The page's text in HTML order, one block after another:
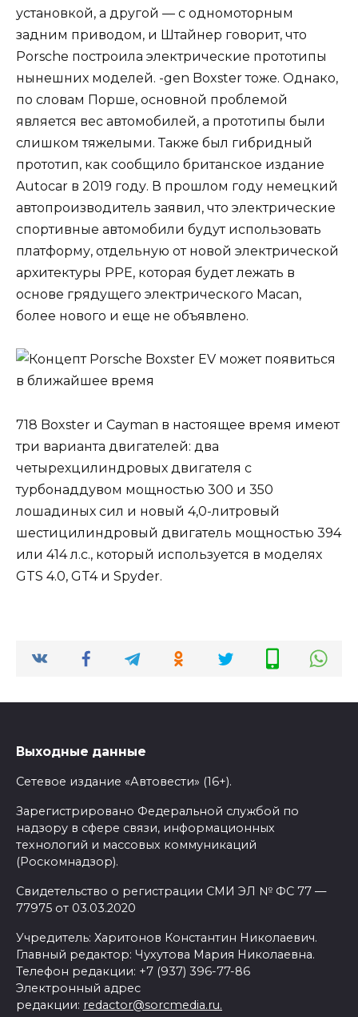
установкой, а другой — с одномоторным
задним приводом, и Штайнер говорит, что
Porsche построила электрические прототипы
нынешних моделей. -gen Boxster тоже. Однако,
по словам Порше, основной проблемой
является вес автомобилей, а прототипы были
слишком тяжелыми. Также был гибридный
прототип, как сообщило британское издание
Autocar в 2019 году. В прошлом году немецкий
автопроизводитель заявил, что электрические
спортивные автомобили будут использовать
платформу, отдельную от новой электрической
архитектуры PPE, которая будет лежать в
основе грядущего электрического Macan,
более нового и еще не объявлено.
718 Boxster и Cayman в настоящее время имеют
три варианта двигателей: два
четырехцилиндровых двигателя с
турбонаддувом мощностью 300 и 350
лошадиных сил и новый 4,0-литровый
шестицилиндровый двигатель мощностью 394
или 414 л.с., который используется в моделях
GTS 4.0, GT4 и Spyder.
Выходные данные
Сетевое издание «Автовести» (16+).
Зарегистрировано Федеральной службой по
надзору в сфере связи, информационных
технологий и массовых коммуникаций
(Роскомнадзор).
Свидетельство о регистрации СМИ ЭЛ № ФС 77 —
77975 от 03.03.2020
Учредитель: Харитонов Константин Николаевич.
Главный редактор: Чухутова Мария Николаевна.
Телефон редакции: +7 (937) 396-77-86
Электронный адрес
редакции: redactor@sorcmedia.ru.